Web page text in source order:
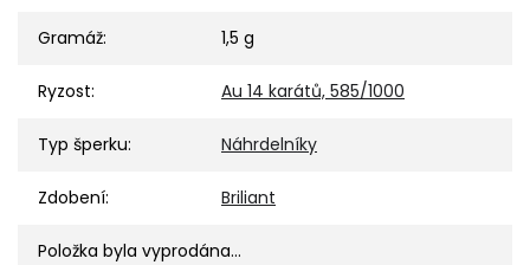
Gramáž: 1,5 g
Ryzost: Au 14 karátů, 585/1000
Typ šperku: Náhrdelníky
Zdobení: Briliant
Položka byla vyprodána…